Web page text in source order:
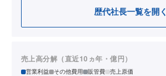
歴代社長一覧を開く
売上高分解（直近10ヵ年・億円）
営業利益 その他費用 販管費 売上原価